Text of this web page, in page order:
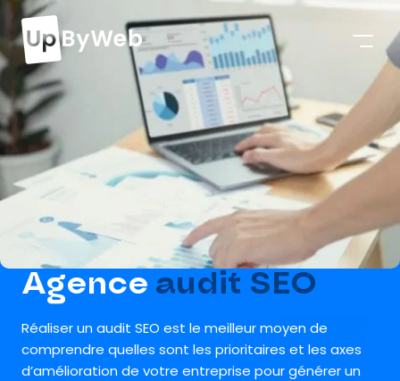
Agence audit SEO
Réaliser un audit SEO est le meilleur moyen de
comprendre quelles sont les prioritaires et les axes
d’amélioration de votre entreprise pour générer un